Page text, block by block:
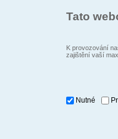
Tato
K provozování
zajištění vaší
Nutné